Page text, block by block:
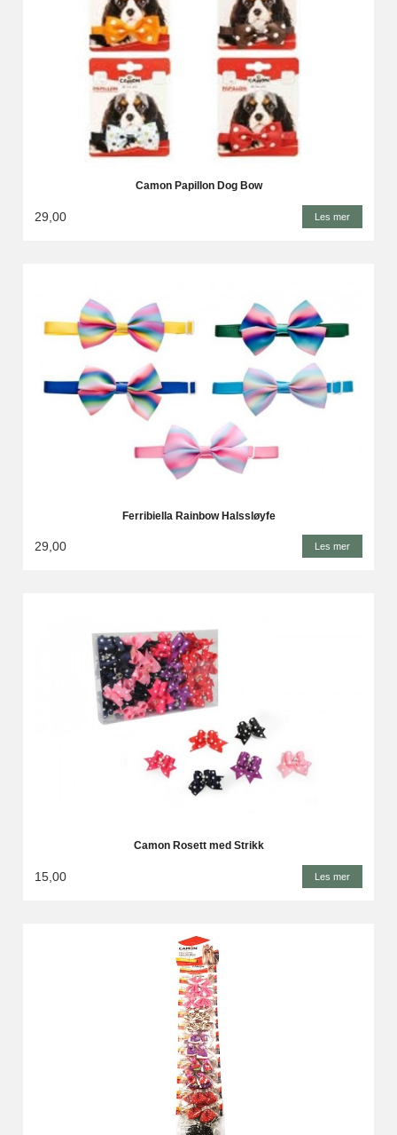
Camon Papillon Dog Bow
29,00 Les mer
Ferribiella Rainbow Halssløyfe
29,00 Les mer
Camon Rosett med Strikk
15,00 Les mer